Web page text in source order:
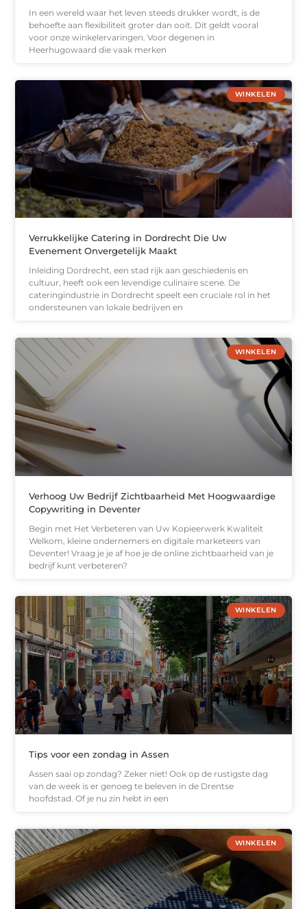
In een wereld waar het leven steeds drukker wordt, is de
behoefte aan flexibiliteit groter dan ooit. Dit geldt vooral
voor onze winkelervaringen. Voor degenen in
Heerhugowaard die vaak merken
WINKELEN
Verrukkelijke Catering in Dordrecht Die Uw
Evenement Onvergetelijk Maakt
Inleiding Dordrecht, een stad rijk aan geschiedenis en
cultuur, heeft ook een levendige culinaire scene. De
cateringindustrie in Dordrecht speelt een cruciale rol in het
ondersteunen van lokale bedrijven en
WINKELEN
Verhoog Uw Bedrijf Zichtbaarheid Met Hoogwaardige
Copywriting in Deventer
Begin met Het Verbeteren van Uw Kopieerwerk Kwaliteit
Welkom, kleine ondernemers en digitale marketeers van
Deventer! Vraag je je af hoe je de online zichtbaarheid van je
bedrijf kunt verbeteren?
WINKELEN
Tips voor een zondag in Assen
Assen saai op zondag? Zeker niet! Ook op de rustigste dag
van de week is er genoeg te beleven in de Drentse
hoofdstad. Of je nu zin hebt in een
WINKELEN